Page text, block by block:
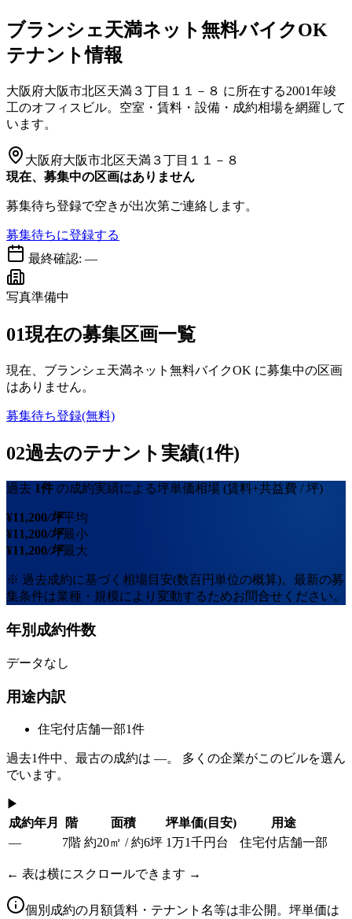
ブランシェ天満ネット無料バイクOK
テナント情報
大阪府大阪市北区天満３丁目１１－８ に所在する2001年竣
工のオフィスビル。空室・賃料・設備・成約相場を網羅して
います。
大阪府大阪市北区天満３丁目１１－８
現在、募集中の区画はありません
募集待ち登録で空きが出次第ご連絡します。
募集待ちに登録する
最終確認: —
写真準備中
01現在の募集区画一覧
現在、 ブランシェ天満ネット無料バイクOK に募集中の区画
はありません。
募集待ち登録(無料)
02過去のテナント実績(1件)
過去 1件 の成約実績による坪単価相場 (賃料+共益費 / 坪)
¥11,200/坪平均
¥11,200/坪最小
¥11,200/坪最大
※ 過去成約に基づく相場目安(数百円単位の概算)。最新の募
集条件は業種・規模により変動するためお問合せください。
年別成約件数
データなし
用途内訳
住宅付店舗一部1件
過去1件中、最古の成約は —。 多くの企業がこのビルを選ん
でいます。
▶
成約年月
階 面積 坪単価(目安)
用途
—
7階 約20㎡ / 約6坪 1万1千円台 住宅付店舗一部
← 表は横にスクロールできます →
個別成約の月額賃料・テナント名等は非公開。坪単価は